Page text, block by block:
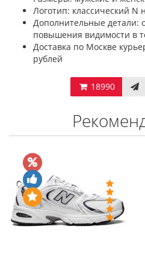
Логотип: классический N
Дополнительные
повышения видимости в
Доставка по Москве
рублей
18990